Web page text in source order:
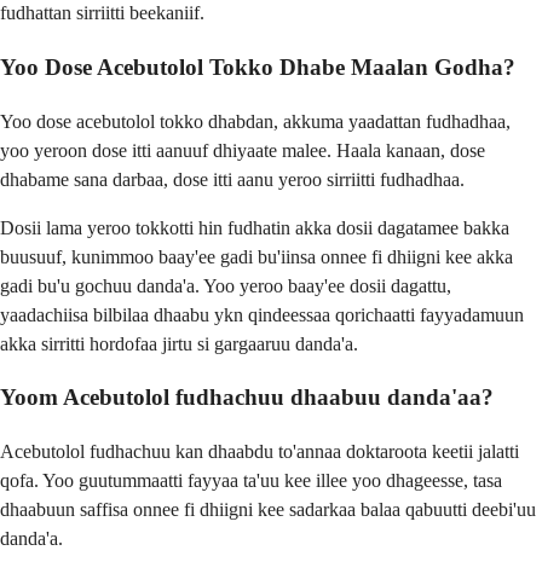
fudhattan sirriitti beekaniif.
Yoo Dose Acebutolol Tokko Dhabe Maalan Godha?
Yoo dose acebutolol tokko dhabdan, akkuma yaadattan fudhadhaa,
yoo yeroon dose itti aanuuf dhiyaate malee. Haala kanaan, dose
dhabame sana darbaa, dose itti aanu yeroo sirriitti fudhadhaa.
Dosii lama yeroo tokkotti hin fudhatin akka dosii dagatamee bakka
buusuuf, kunimmoo baay'ee gadi bu'iinsa onnee fi dhiigni kee akka
gadi bu'u gochuu danda'a. Yoo yeroo baay'ee dosii dagattu,
yaadachiisa bilbilaa dhaabu ykn qindeessaa qorichaatti fayyadamuun
akka sirritti hordofaa jirtu si gargaaruu danda'a.
Yoom Acebutolol fudhachuu dhaabuu danda'aa?
Acebutolol fudhachuu kan dhaabdu to'annaa doktaroota keetii jalatti
qofa. Yoo guutummaatti fayyaa ta'uu kee illee yoo dhageesse, tasa
dhaabuun saffisa onnee fi dhiigni kee sadarkaa balaa qabuutti deebi'uu
danda'a.